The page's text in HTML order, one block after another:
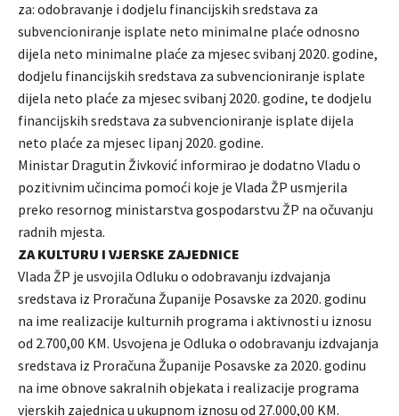
za: odobravanje i dodjelu financijskih sredstava za
subvencioniranje isplate neto minimalne plaće odnosno
dijela neto minimalne plaće za mjesec svibanj 2020. godine,
dodjelu financijskih sredstava za subvencioniranje isplate
dijela neto plaće za mjesec svibanj 2020. godine, te dodjelu
financijskih sredstava za subvencioniranje isplate dijela
neto plaće za mjesec lipanj 2020. godine.
Ministar Dragutin Živković informirao je dodatno Vladu o
pozitivnim učincima pomoći koje je Vlada ŽP usmjerila
preko resornog ministarstva gospodarstvu ŽP na očuvanju
radnih mjesta.
ZA KULTURU I VJERSKE ZAJEDNICE
Vlada ŽP je usvojila Odluku o odobravanju izdvajanja
sredstava iz Proračuna Županije Posavske za 2020. godinu
na ime realizacije kulturnih programa i aktivnosti u iznosu
od 2.700,00 KM. Usvojena je Odluka o odobravanju izdvajanja
sredstava iz Proračuna Županije Posavske za 2020. godinu
na ime obnove sakralnih objekata i realizacije programa
vjerskih zajednica u ukupnom iznosu od 27.000,00 KM.